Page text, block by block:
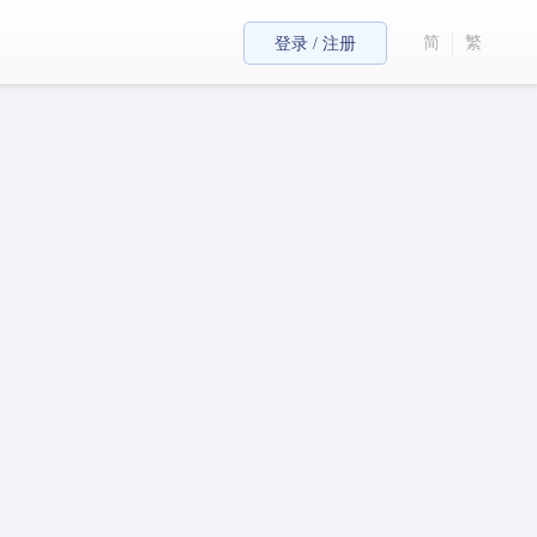
登录 / 注册 简 繁